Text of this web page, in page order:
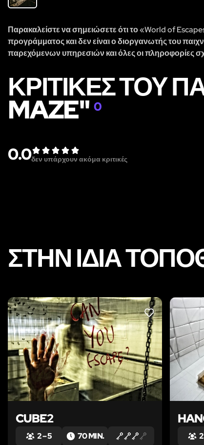
Παρακαλείστε να σημειώσετε ότι το «World of
προγράμματος και δεν είναι ο διοργανωτής του
παρεχόμενων υπηρεσιών και όλες οι πληροφορίες
ΚΡΙΤΙΚΈΣ ΤΟΥ
MAZE" 0
0.0δεν υπάρχουν ακόμα κριτικές
ΣΤΗΝ ΊΔΙΑ
LIKE
CUBE2
2 – 5 70 MIN.